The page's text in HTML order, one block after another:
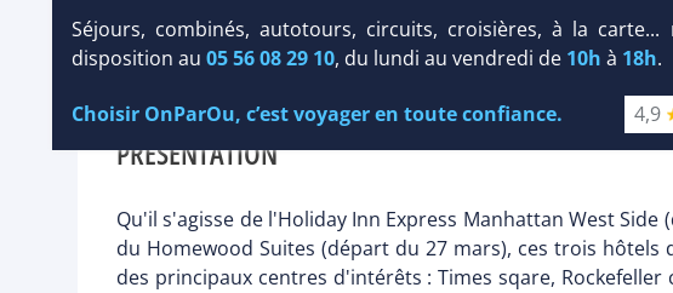
Infos météo :
Équipement : 293
PRÉSENTATION
Qu'il s'agisse de l'Holiday Inn Express Manhattan West
du Homewood Suites (départ du 27 mars), ces trois
des principaux centres d'intérêts : Times sqare,
Séjours, combinés, autotours, circuits, croisières, à la
disposition au 05 56 08 29 10, du lundi au vendredi de 10h à 18h.
Choisir OnParOu, c’est voyager en toute confiance. 4,9